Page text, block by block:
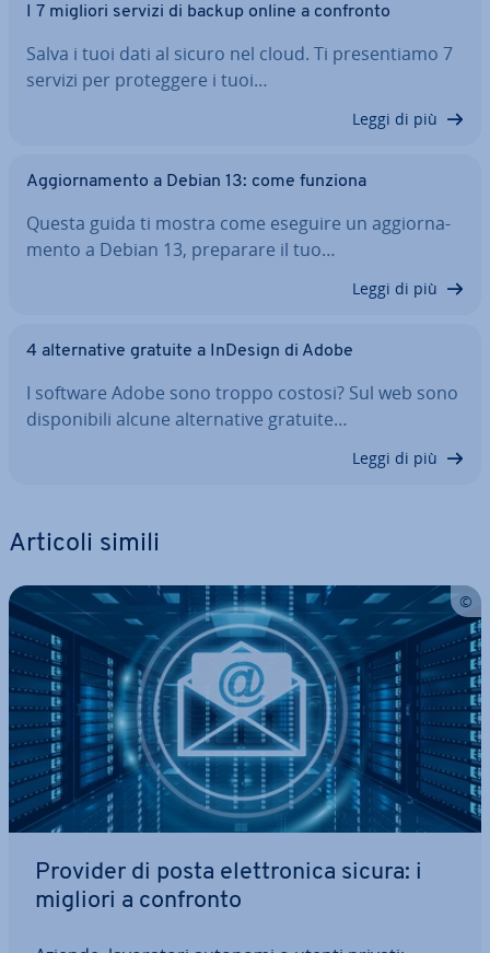
I 7 migliori servizi di backup online a confronto
Salva i tuoi dati al sicuro nel cloud. Ti pre­sen­tia­mo 7
servizi per pro­teg­ge­re i tuoi…
Leggi di più
Ag­gior­na­men­to a Debian 13: come funziona
Questa guida ti mostra come eseguire un ag­gior­na­
men­to a Debian 13, preparare il tuo…
Leggi di più
4 al­ter­na­ti­ve gratuite a InDesign di Adobe
I software Adobe sono troppo costosi? Sul web sono
di­spo­ni­bi­li alcune al­ter­na­ti­ve gratuite…
Leggi di più
Articoli simili
Provider di posta elet­tro­ni­ca sicura: i
migliori a confronto